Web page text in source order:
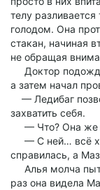
телу
голодом. Она
стакан, начиная
не обращая
Доктор
а затем начал
— Ледибаг
захватить себя.
— Что? Она же
— С ней… всё
справилась, а
Алья молча
раз она видела